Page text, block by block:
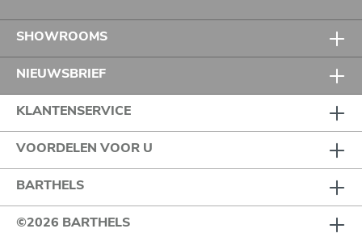
SHOWROOMS
NIEUWSBRIEF
KLANTENSERVICE
VOORDELEN VOOR U
BARTHELS
©2026 BARTHELS